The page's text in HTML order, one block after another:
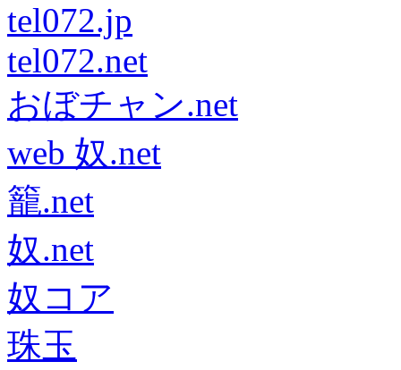
tel072.jp
tel072.net
おぼチャン.net
web 奴.net
籠.net
奴.net
奴コア
珠玉